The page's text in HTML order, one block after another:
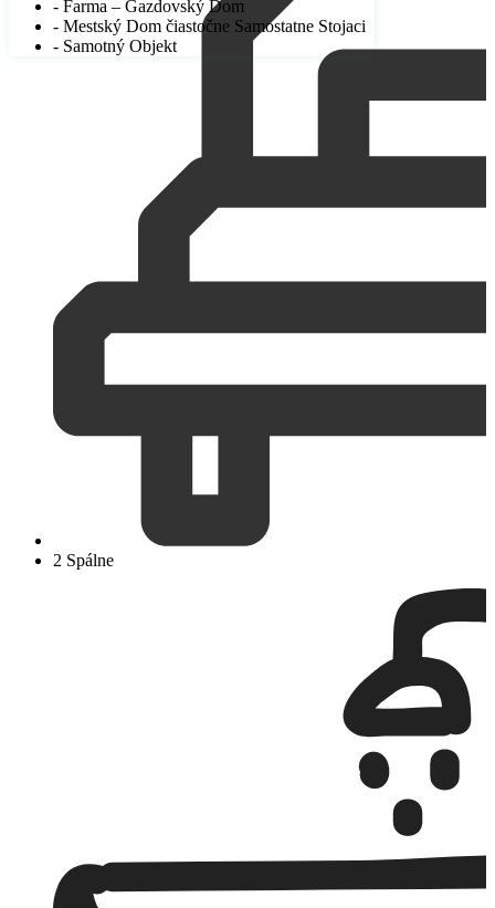
- Farma – Gazdovský Dom
- Mestský Dom čiastočne Samostatne Stojaci
- Samotný Objekt
2 Spálne